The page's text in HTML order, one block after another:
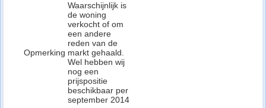
Opmerking
Waarschijnlijk is
de woning
verkocht of om
een andere
reden van de
markt gehaald.
Wel hebben wij
nog een
prijspositie
beschikbaar per
september 2014